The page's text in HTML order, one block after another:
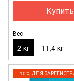
Купить
Вес
2 кг 11,4 кг